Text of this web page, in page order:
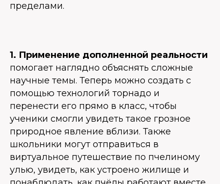
пределами.
1. Применение дополненной реальности
помогает наглядно объяснять сложные
научные темы. Теперь можно создать с
помощью технологий торнадо и
перенести его прямо в класс, чтобы
ученики смогли увидеть такое грозное
природное явление вблизи. Также
школьники могут отправиться в
виртуальное путешествие по пчелиному
улью, увидеть, как устроено жилище и